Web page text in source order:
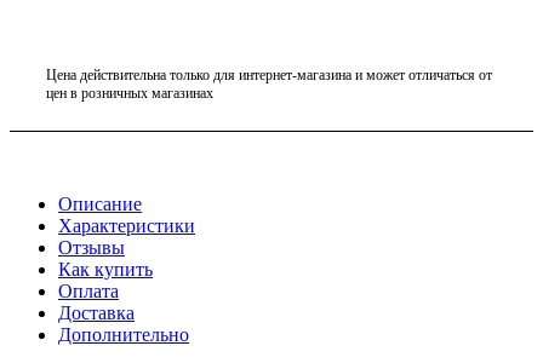
Цена действительна только для интернет-магазина и может отличаться от
цен в розничных магазинах
Описание
Характеристики
Отзывы
Как купить
Оплата
Доставка
Дополнительно